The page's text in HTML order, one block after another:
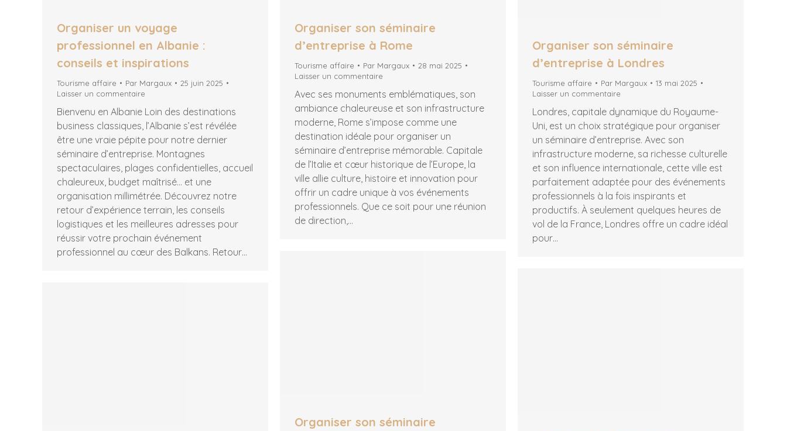
Organiser un voyage
professionnel en Albanie :
conseils et inspirations
Tourisme affaire Par Margaux
25 juin 2025
Laisser un commentaire
Bienvenu en Albanie Loin des destinations
business classiques, l’Albanie s’est révélée
être une vraie pépite pour notre dernier
séminaire d’entreprise. Montagnes
spectaculaires, plages confidentielles, accueil
chaleureux, budget maîtrisé… et une
organisation millimétrée. Découvrez notre
retour d’expérience terrain, les conseils
logistiques et les meilleures adresses pour
réussir votre prochain événement
professionnel au cœur des Balkans. Retour…
Organiser son séminaire
d’entreprise à Rome
Tourisme affaire Par Margaux
28 mai 2025
Laisser un commentaire
Avec ses monuments emblématiques, son
ambiance chaleureuse et son infrastructure
moderne, Rome s’impose comme une
destination idéale pour organiser un
séminaire d’entreprise mémorable. Capitale
de l’Italie et cœur historique de l’Europe, la
ville allie culture, histoire et innovation pour
offrir un cadre unique à vos événements
professionnels. Que ce soit pour une réunion
de direction,…
Organiser son séminaire
d’entreprise à Londres
Tourisme affaire Par Margaux
13 mai 2025
Laisser un commentaire
Londres, capitale dynamique du Royaume-
Uni, est un choix stratégique pour organiser
un séminaire d’entreprise. Avec son
infrastructure moderne, sa richesse culturelle
et son influence internationale, cette ville est
parfaitement adaptée pour des événements
professionnels à la fois inspirants et
productifs. À seulement quelques heures de
vol de la France, Londres offre un cadre idéal
pour…
Organiser son séminaire